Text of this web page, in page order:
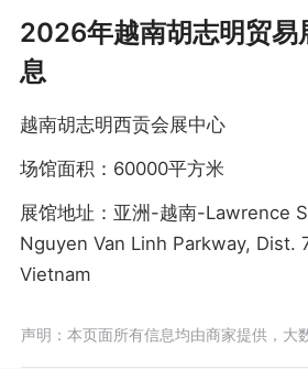
2026年越南胡志明贸易
息
越南胡志明西贡会展中心
场馆面积：60000平方米
展馆地址：亚洲-越南-Lawrence
Nguyen Van Linh Parkway, Dist.
Vietnam
声明：本页面所有信息均由商家提供，大